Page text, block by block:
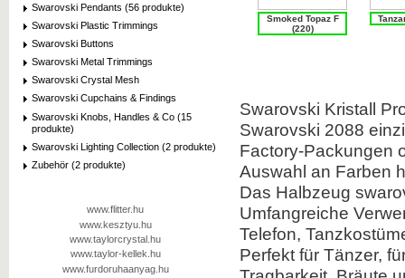
Swarovski Pendants (56 produkte)
Swarovski Plastic Trimmings
Swarovski Buttons
Swarovski Metal Trimmings
Swarovski Crystal Mesh
Swarovski Cupchains & Findings
Swarovski Knobs, Handles & Co (15
produkte)
Swarovski Lighting Collection (2 produkte)
Zubehör (2 produkte)
www.flitter.hu
www.kesztyu.hu
www.taylorcrystal.hu
www.taylor-kellek.hu
www.furdoruhaanyag.hu
Smoked Topaz F
(220)
Swarovski Kristall
Swarovski 2088
Factory-Packungen
Auswahl an Farben
Das Halbzeug
Umfangreiche
Telefon,
Perfekt für Tänzer,